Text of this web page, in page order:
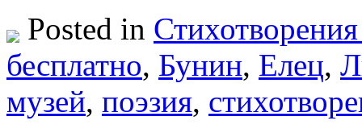
Posted in
бесплатно, Бунин, Елец,
музей, поэзия,